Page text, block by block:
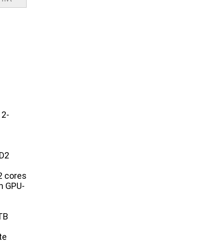
cores
GPU-